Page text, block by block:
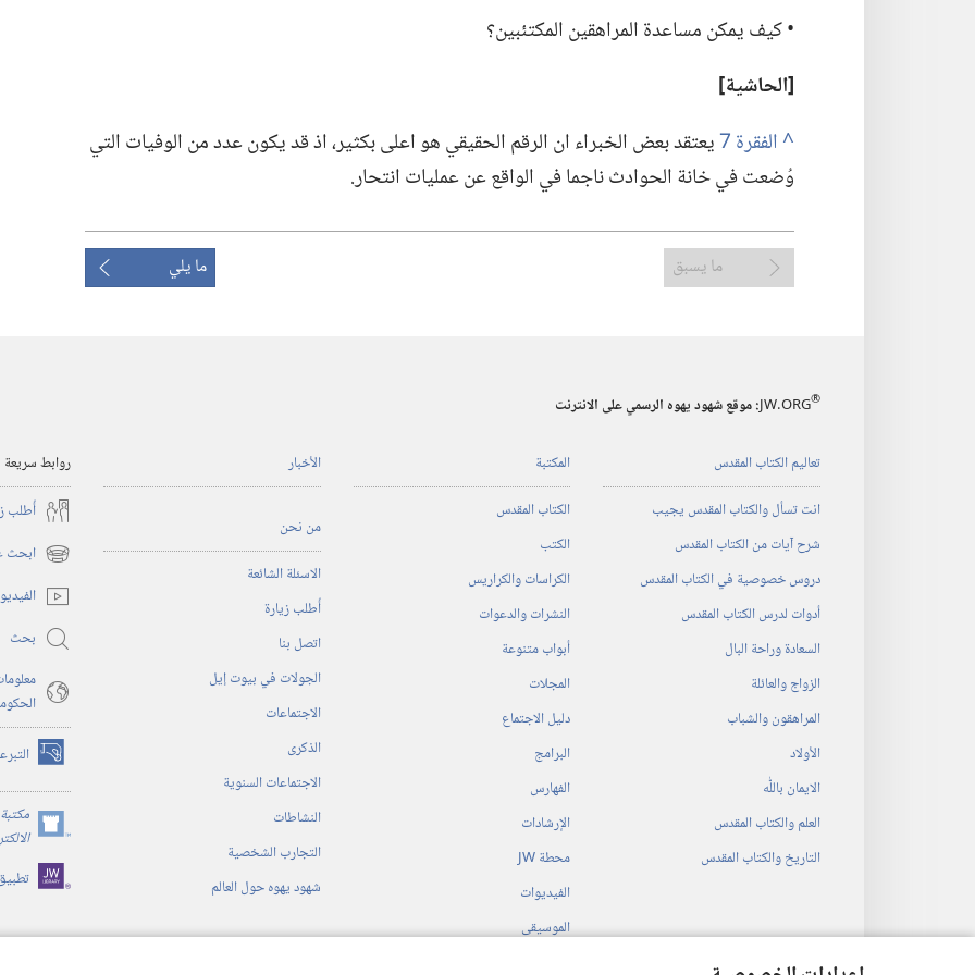
‏• كيف يمكن مساعدة المراهقين المكتئبين؟‏
‏[الحاشية]‏
^
يعتقد بعض الخبراء ان الرقم الحقيقي هو اعلى بكثير،‏ اذ قد يكون عدد من الوفيات التي
وُضعت في خانة الحوادث ناجما في الواقع عن عمليات انتحار.‏
ما يسبق ما يلي
JW.ORG® :‏ موقع شهود يهوه الرسمي على الانترنت
تعاليم الكتاب المقدس
انت تسأل والكتاب المقدس يجيب
شرح آيات من الكتاب المقدس
دروس خصوصية في الكتاب المقدس
أدوات لدرس الكتاب المقدس
السعادة وراحة البال
الزواج والعائلة
المراهقون والشباب
الأولاد
الايمان باللّٰه
العلم والكتاب المقدس
التاريخ والكتاب المقدس
المكتبة
الكتاب المقدس
الكتب
الكراسات والكراريس
النشرات والدعوات
أبواب متنوعة
المجلات
دليل الاجتماع
البرامج
الفهارس
الإرشادات
محطة‏ ‏JW
الفيديوات
الموسيقى
الأخبار
من نحن
الاسئلة الشائعة
أُطلب زيارة
اتصل بنا
الجولات في بيوت إيل
الاجتماعات
الذكرى
الاجتماعات السنوية
النشاطات
التجارب الشخصية
شهود يهوه حول العالم
روابط سريعة
أُطلب
ابحث (يفتح
نافذة
جديدة)
بحث
(يفتح
نافذة
جديدة)
(يفتح
نافذة
جديدة)